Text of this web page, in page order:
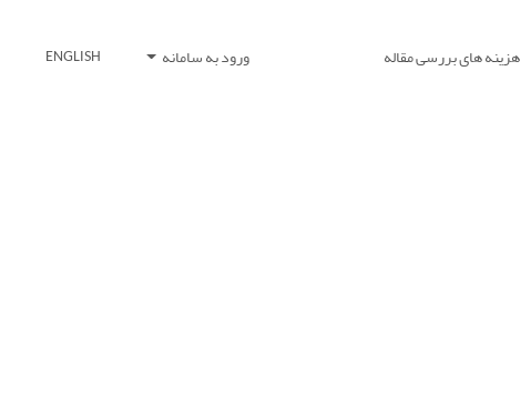
هزینه های بررسی مقاله ورود به سامانه ENGLISH